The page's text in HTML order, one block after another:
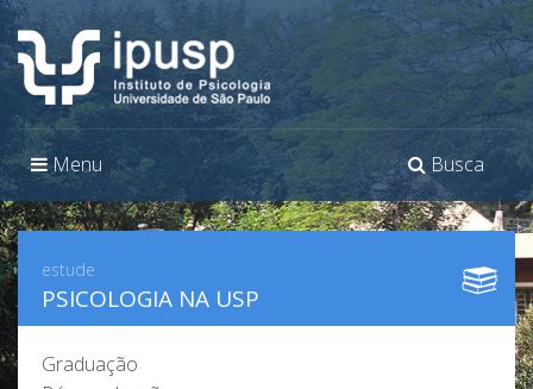
Toggle
navigation
Busca
Toggle
navigation
Menu
estude
PSICOLOGIA NA USP
Graduação